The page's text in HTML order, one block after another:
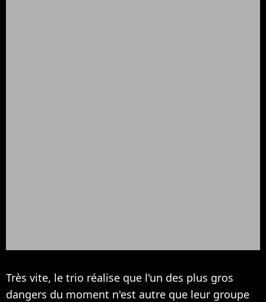
Très vite, le trio réalise que l'un des plus gros
dangers du moment n'est autre que leur groupe